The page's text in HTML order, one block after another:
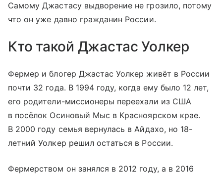
Самому Джастасу выдворение не грозило, потому
что он уже давно гражданин России.
Кто такой Джастас Уолкер
Фермер и блогер Джастас Уолкер живёт в России
почти 32 года. В 1994 году, когда ему было 12 лет,
его родители-миссионеры переехали из США
в посёлок Осиновый Мыс в Красноярском крае.
В 2000 году семья вернулась в Айдахо, но 18-
летний Уолкер решил остаться в России.
Фермерством он занялся в 2012 году, а в 2016